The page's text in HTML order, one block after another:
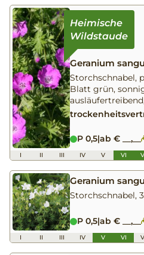
Geranium
Storchschnabel,
Blatt grün,
P 0,5|ab € __,__
I II III IV V VI
Geranium
Storchschnabel,
P 0,5|ab € __,__
I II III IV V VI